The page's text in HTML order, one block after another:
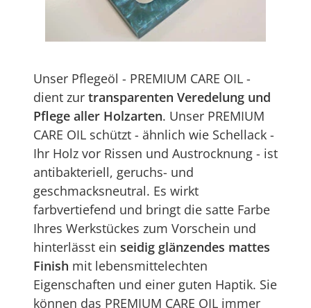
Unser Pflegeöl - PREMIUM CARE OIL -
dient zur transparenten Veredelung und
Pflege aller Holzarten. Unser PREMIUM
CARE OIL schützt - ähnlich wie Schellack -
Ihr Holz vor Rissen und Austrocknung - ist
antibakteriell, geruchs- und
geschmacksneutral. Es wirkt
farbvertiefend und bringt die satte Farbe
Ihres Werkstückes zum Vorschein und
hinterlässt ein seidig glänzendes mattes
Finish mit lebensmittelechten
Eigenschaften und einer guten Haptik. Sie
können das PREMIUM CARE OIL immer